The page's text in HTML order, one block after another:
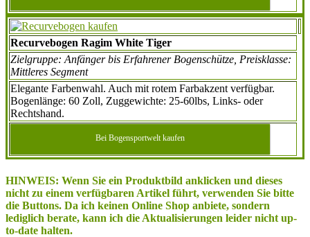
Recurvebogen Ragim White Tiger
Zielgruppe: Anfänger bis Erfahrener Bogenschütze, Preisklasse:
Mittleres Segment
Elegante Farbenwahl. Auch mit rotem Farbakzent verfügbar.
Bogenlänge: 60 Zoll, Zuggewichte: 25-60lbs, Links- oder
Rechtshand.
Bei Bogensportwelt kaufen
HINWEIS: Wenn Sie ein Produktbild anklicken und dieses
nicht zu einem verfügbaren Artikel führt, verwenden Sie bitte
die Buttons. Da ich keinen Online Shop anbiete, sondern
lediglich berate, kann ich die Aktualisierungen leider nicht up-
to-date halten.